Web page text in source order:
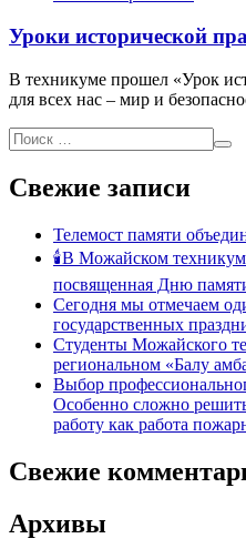
Уроки исторической
В техникуме прошел «Урок
для всех нас – мир и
Свежие записи
Телемост памяти
🕯В Можайском
посвященная Дню
Сегодня мы отмечаем
государственных
Студенты Можайского
региональном «Балу
Выбор
Особенно сложно
работу как работа
Свежие
Архивы